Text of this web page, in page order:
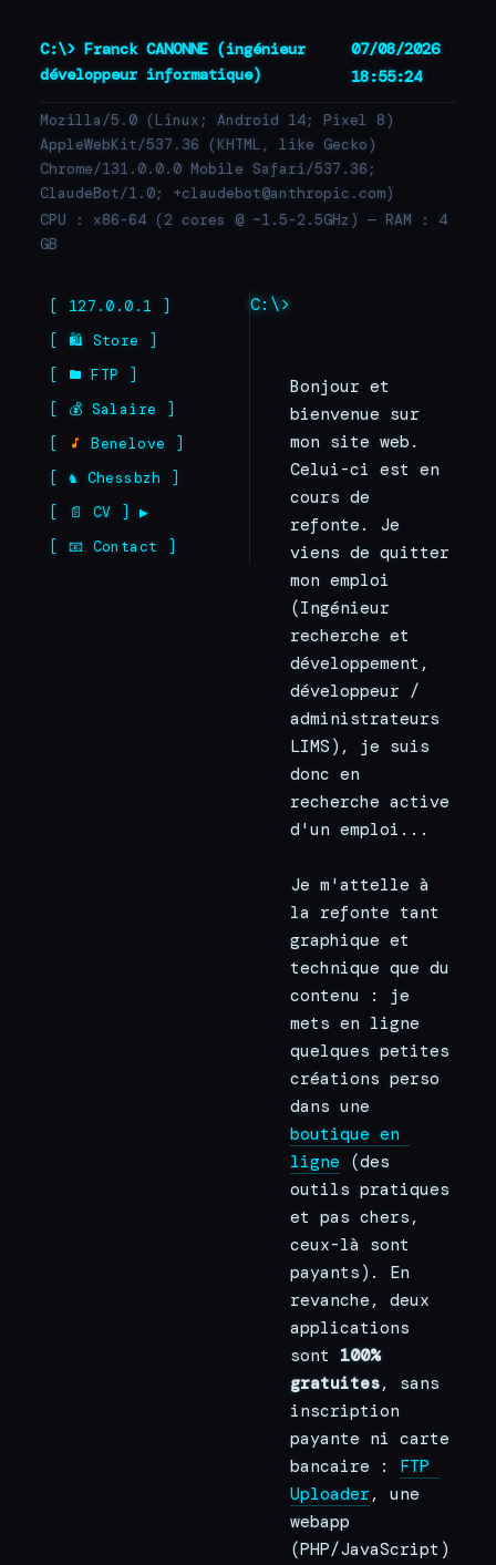
Franck Canonne —
C:\> Franck CANONNE (ingénieur
développeur informatique)
07/08/2026
18:55:25
Mozilla/5.0 (Linux; Android 14; Pixel 8)
AppleWebKit/537.36 (KHTML, like Gecko)
Chrome/131.0.0.0 Mobile Safari/537.36;
ClaudeBot/1.0; +claudebot@anthropic.com)
CPU : x86-64 (2 cores @ ~1.5-2.5GHz) — RAM : 4
GB
[ 127.0.0.1 ]
[ 🛍 Store ]
[
FTP ]
[ 💰 Salaire ]
[
Benelove ]
[ ♞ Chessbzh ]
[ 📄 CV ] ▶
[ 📧 Contact ]
C:\>
Bonjour et
bienvenue sur
mon site web.
Celui-ci est en
cours de
refonte. Je
viens de quitter
mon emploi
(Ingénieur
recherche et
développement,
développeur /
administrateurs
LIMS), je suis
donc en
recherche active
d'un emploi...
Je m'attelle à
la refonte tant
graphique et
technique que du
contenu : je
mets en ligne
quelques petites
créations perso
boutique en
ligne (des
outils pratiques
et pas chers,
ceux-là sont
payants). En
revanche, deux
applications
sont 100%
gratuites, sans
inscription
payante ni carte
bancaire : FTP
Uploader, une
webapp
(PHP/JavaScript)